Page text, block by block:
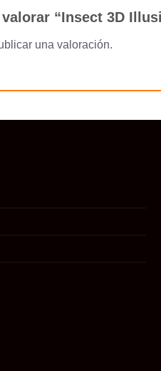
“Insect 3D
una valoración.